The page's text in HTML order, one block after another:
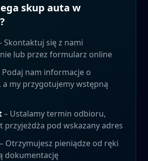
skup auta w
?
Skontaktuj się z nami
lub przez formularz online
Podaj nam informacje o
a my przygotujemy wstępną
– Ustalamy termin odbioru,
przyjeżdża pod wskazany adres
– Otrzymujesz pieniądze od ręki
dokumentację